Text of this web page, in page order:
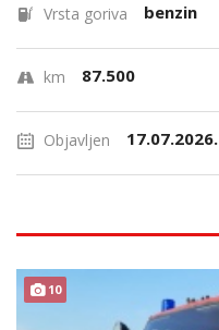
Vrsta goriva benzin
km 87.500
Objavljen 17.07.2026.
10